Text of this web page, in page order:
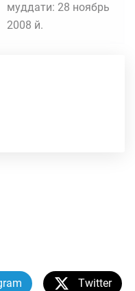
муддати: 28 ноябрь
2008 й.
Twitter